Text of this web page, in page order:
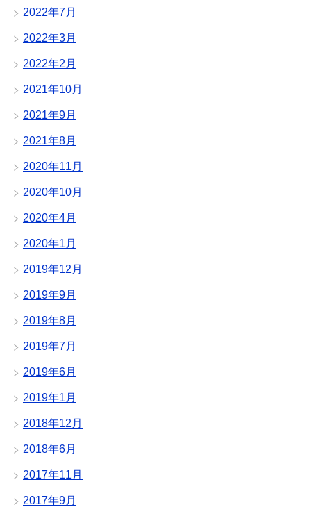
2022年7月
2022年3月
2022年2月
2021年10月
2021年9月
2021年8月
2020年11月
2020年10月
2020年4月
2020年1月
2019年12月
2019年9月
2019年8月
2019年7月
2019年6月
2019年1月
2018年12月
2018年6月
2017年11月
2017年9月